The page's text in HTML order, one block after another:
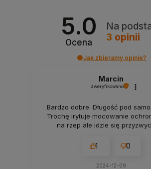
5.0
Ocena
Na
3 opinii
Jak zbieramy opinie?
Marcin
zweryfikowano
Bardzo dobre. Długość pod
Trochę irytuje mocowanie
na rzep ale idzie się
1 0
2024-12-09